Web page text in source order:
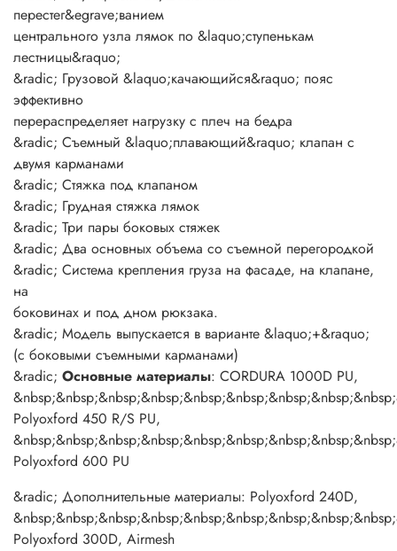
Polyoxford 300D, Airmesh
Объем (л):
Вес (кг):2.5
Назначение:
Система регулировки / конструкция спины:
Пояс:Качающийся
Элементы жесткости:
Нижний обьем:Есть
Фронтальный вход:Нет
Карманы в нижней части боковин:
Боковые карманы:Есть
Боковые стяжки:Есть
Штормовой чехол:Нет
Емкость для воды:Не предусмотрена
Крепление для треккинговых палок:
Крепление для ледоруба: Есть
Камуфляжное исполнение:Нет
Светоотражающие элементы:
Артикул производителя:&mdash;
перестег&egrave;ванием
центрального узла лямок по &laquo;ступенькам
лестницы&raquo;
&radic; Грузовой &laquo;качающийся&raquo; пояс
эффективно
перераспределяет нагрузку с плеч на бедра
&radic; Съемный &laquo;плавающий&raquo; клапан с
двумя карманами
&radic; Стяжка под клапаном
&radic; Грудная стяжка лямок
&radic; Три пары боковых стяжек
&radic; Два основных объема со съемной перегородкой
&radic; Система крепления груза на фасаде, на клапане,
на
боковинах и под дном рюкзака.
&radic; Модель выпускается в варианте &laquo;+&raquo;
(с боковыми съемными карманами)
&radic; Основные материалы: CORDURA 1000D PU,
Polyoxford 450 R/S PU,
Polyoxford 600 PU
&radic; Дополнительные материалы: Polyoxford 240D,
Polyoxford 300D, Airmesh